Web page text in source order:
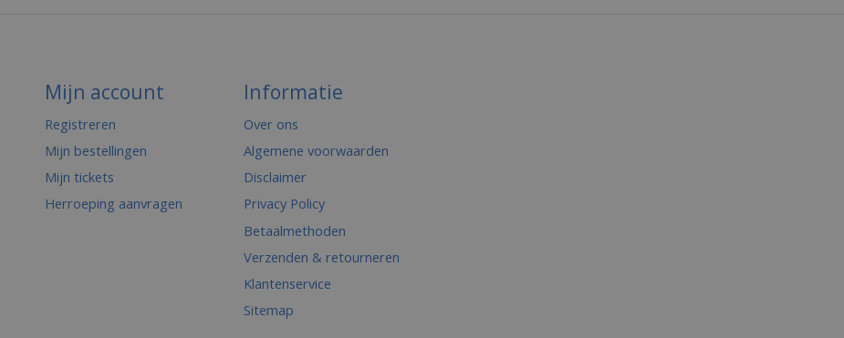
Mijn account
Registreren
Mijn bestellingen
Mijn tickets
Herroeping aanvragen
Informatie
Over ons
Algemene voorwaarden
Disclaimer
Privacy Policy
Betaalmethoden
Verzenden & retourneren
Klantenservice
Sitemap